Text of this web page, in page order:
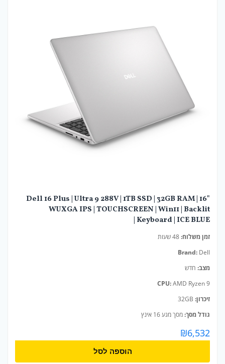
Dell 16 Plus | Ultra 9 288V | 1TB SSD | 32GB RAM | 16"
WUXGA IPS | TOUCHSCREEN | Win11 | Backlit
Keyboard | ICE BLUE |
זמן משלוח:
Brand: Dell
מצב: חדש
CPU:AMD Ryzen 9
זיכרון:
גודל מסך:מסך מגע 16 אינץ
₪6,532
הוספה לסל